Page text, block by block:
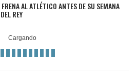
AL ATLÉTICO ANTES DE SU SEMANA
REY